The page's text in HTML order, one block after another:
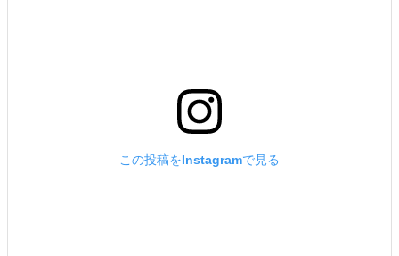
この投稿をInstagramで見る